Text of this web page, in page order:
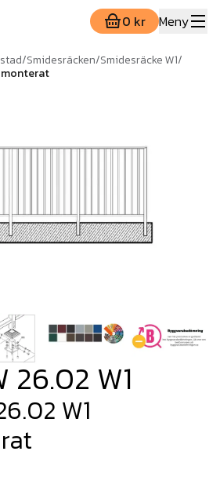
0 kr Meny
/Smidesräcken/Smidesräcke W1/
26.02 W1
W1